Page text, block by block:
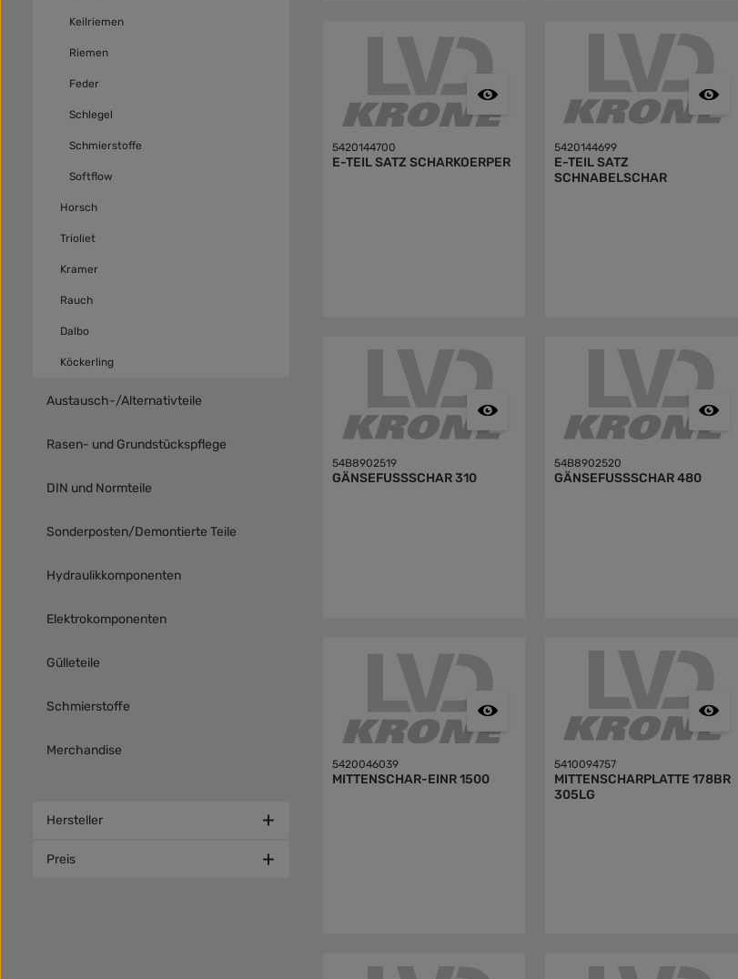
Keilriemen
Riemen
Feder
Schlegel
Schmierstoffe
Softflow
Horsch
Trioliet
Kramer
Rauch
Dalbo
Köckerling
Austausch-/Alternativteile
Rasen- und Grundstückspflege
DIN und Normteile
Sonderposten/Demontierte Teile
Hydraulikkomponenten
Elektrokomponenten
Gülleteile
Schmierstoffe
Merchandise
Hersteller
Preis
5420144700
E-TEIL SATZ SCHARKOERPER
5420144699
E-TEIL SATZ
SCHNABELSCHAR
54B8902519
GÄNSEFUSSSCHAR 310
54B8902520
GÄNSEFUSSSCHAR 480
5420046039
MITTENSCHAR-EINR 1500
5410094757
MITTENSCHARPLATTE 178BR
305LG